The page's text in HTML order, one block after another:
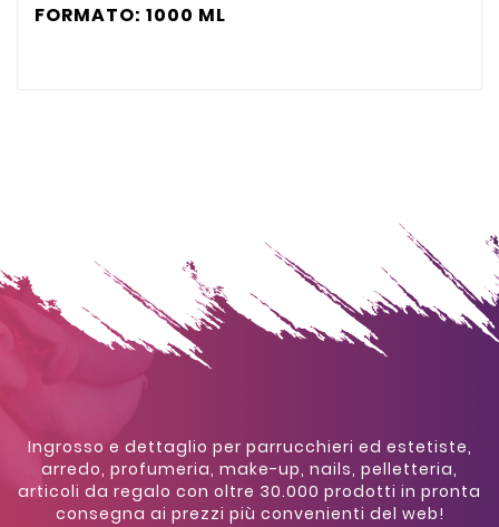
FORMATO: 1000 ML
Ingrosso e dettaglio per parrucchieri ed estetiste,
arredo, profumeria, make-up, nails, pelletteria,
articoli da regalo con oltre 30.000 prodotti in pronta
consegna ai prezzi più convenienti del web!